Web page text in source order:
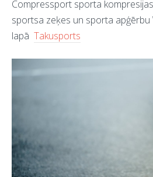
Compressport sporta
sportsa zeķes un sporta apģērbu
lapā Takusports